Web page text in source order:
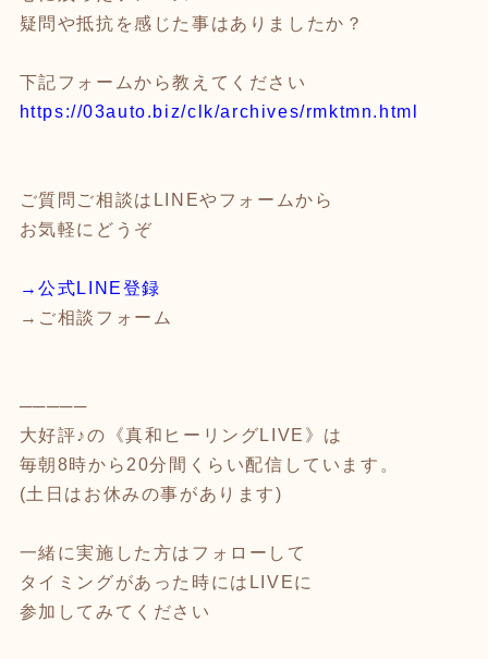
疑問や抵抗を感じた事はありましたか？
下記フォームから教えてください
https://03auto.biz/clk/archives/rmktmn.html
ご質問ご相談はLINEやフォームから
お気軽にどうぞ
→公式LINE登録
→ご相談フォーム
─────
大好評♪の《真和ヒーリングLIVE》は
毎朝8時から20分間くらい配信しています。
(土日はお休みの事があります)
一緒に実施した方はフォローして
タイミングがあった時にはLIVEに
参加してみてください